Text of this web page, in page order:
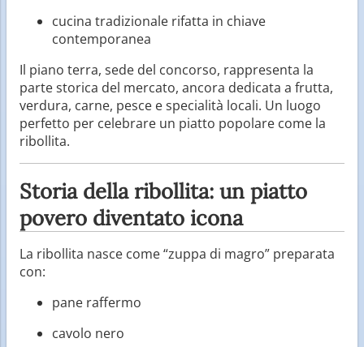
cucina tradizionale rifatta in chiave
contemporanea
Il piano terra, sede del concorso, rappresenta la
parte storica del mercato, ancora dedicata a frutta,
verdura, carne, pesce e specialità locali. Un luogo
perfetto per celebrare un piatto popolare come la
ribollita.
Storia della ribollita: un piatto
povero diventato icona
La ribollita nasce come “zuppa di magro” preparata
con:
pane raffermo
cavolo nero